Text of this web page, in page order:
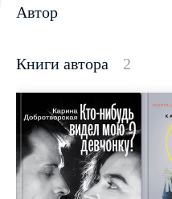
Автор
Книги автора 2